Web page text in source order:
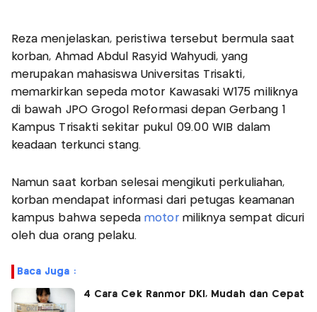
Reza menjelaskan, peristiwa tersebut bermula saat
korban, Ahmad Abdul Rasyid Wahyudi, yang
merupakan mahasiswa Universitas Trisakti,
memarkirkan sepeda motor Kawasaki W175 miliknya
di bawah JPO Grogol Reformasi depan Gerbang 1
Kampus Trisakti sekitar pukul 09.00 WIB dalam
keadaan terkunci stang.
Namun saat korban selesai mengikuti perkuliahan,
korban mendapat informasi dari petugas keamanan
kampus bahwa sepedamotor miliknya sempat dicuri
oleh dua orang pelaku.
Baca Juga :
4 Cara Cek Ranmor DKI, Mudah dan Cepat